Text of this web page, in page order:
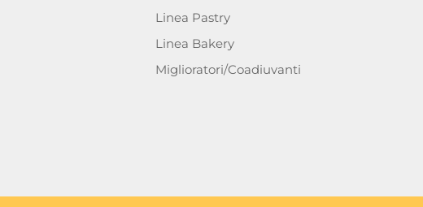
Linea Pastry
Linea Bakery
Miglioratori/Coadiuvanti